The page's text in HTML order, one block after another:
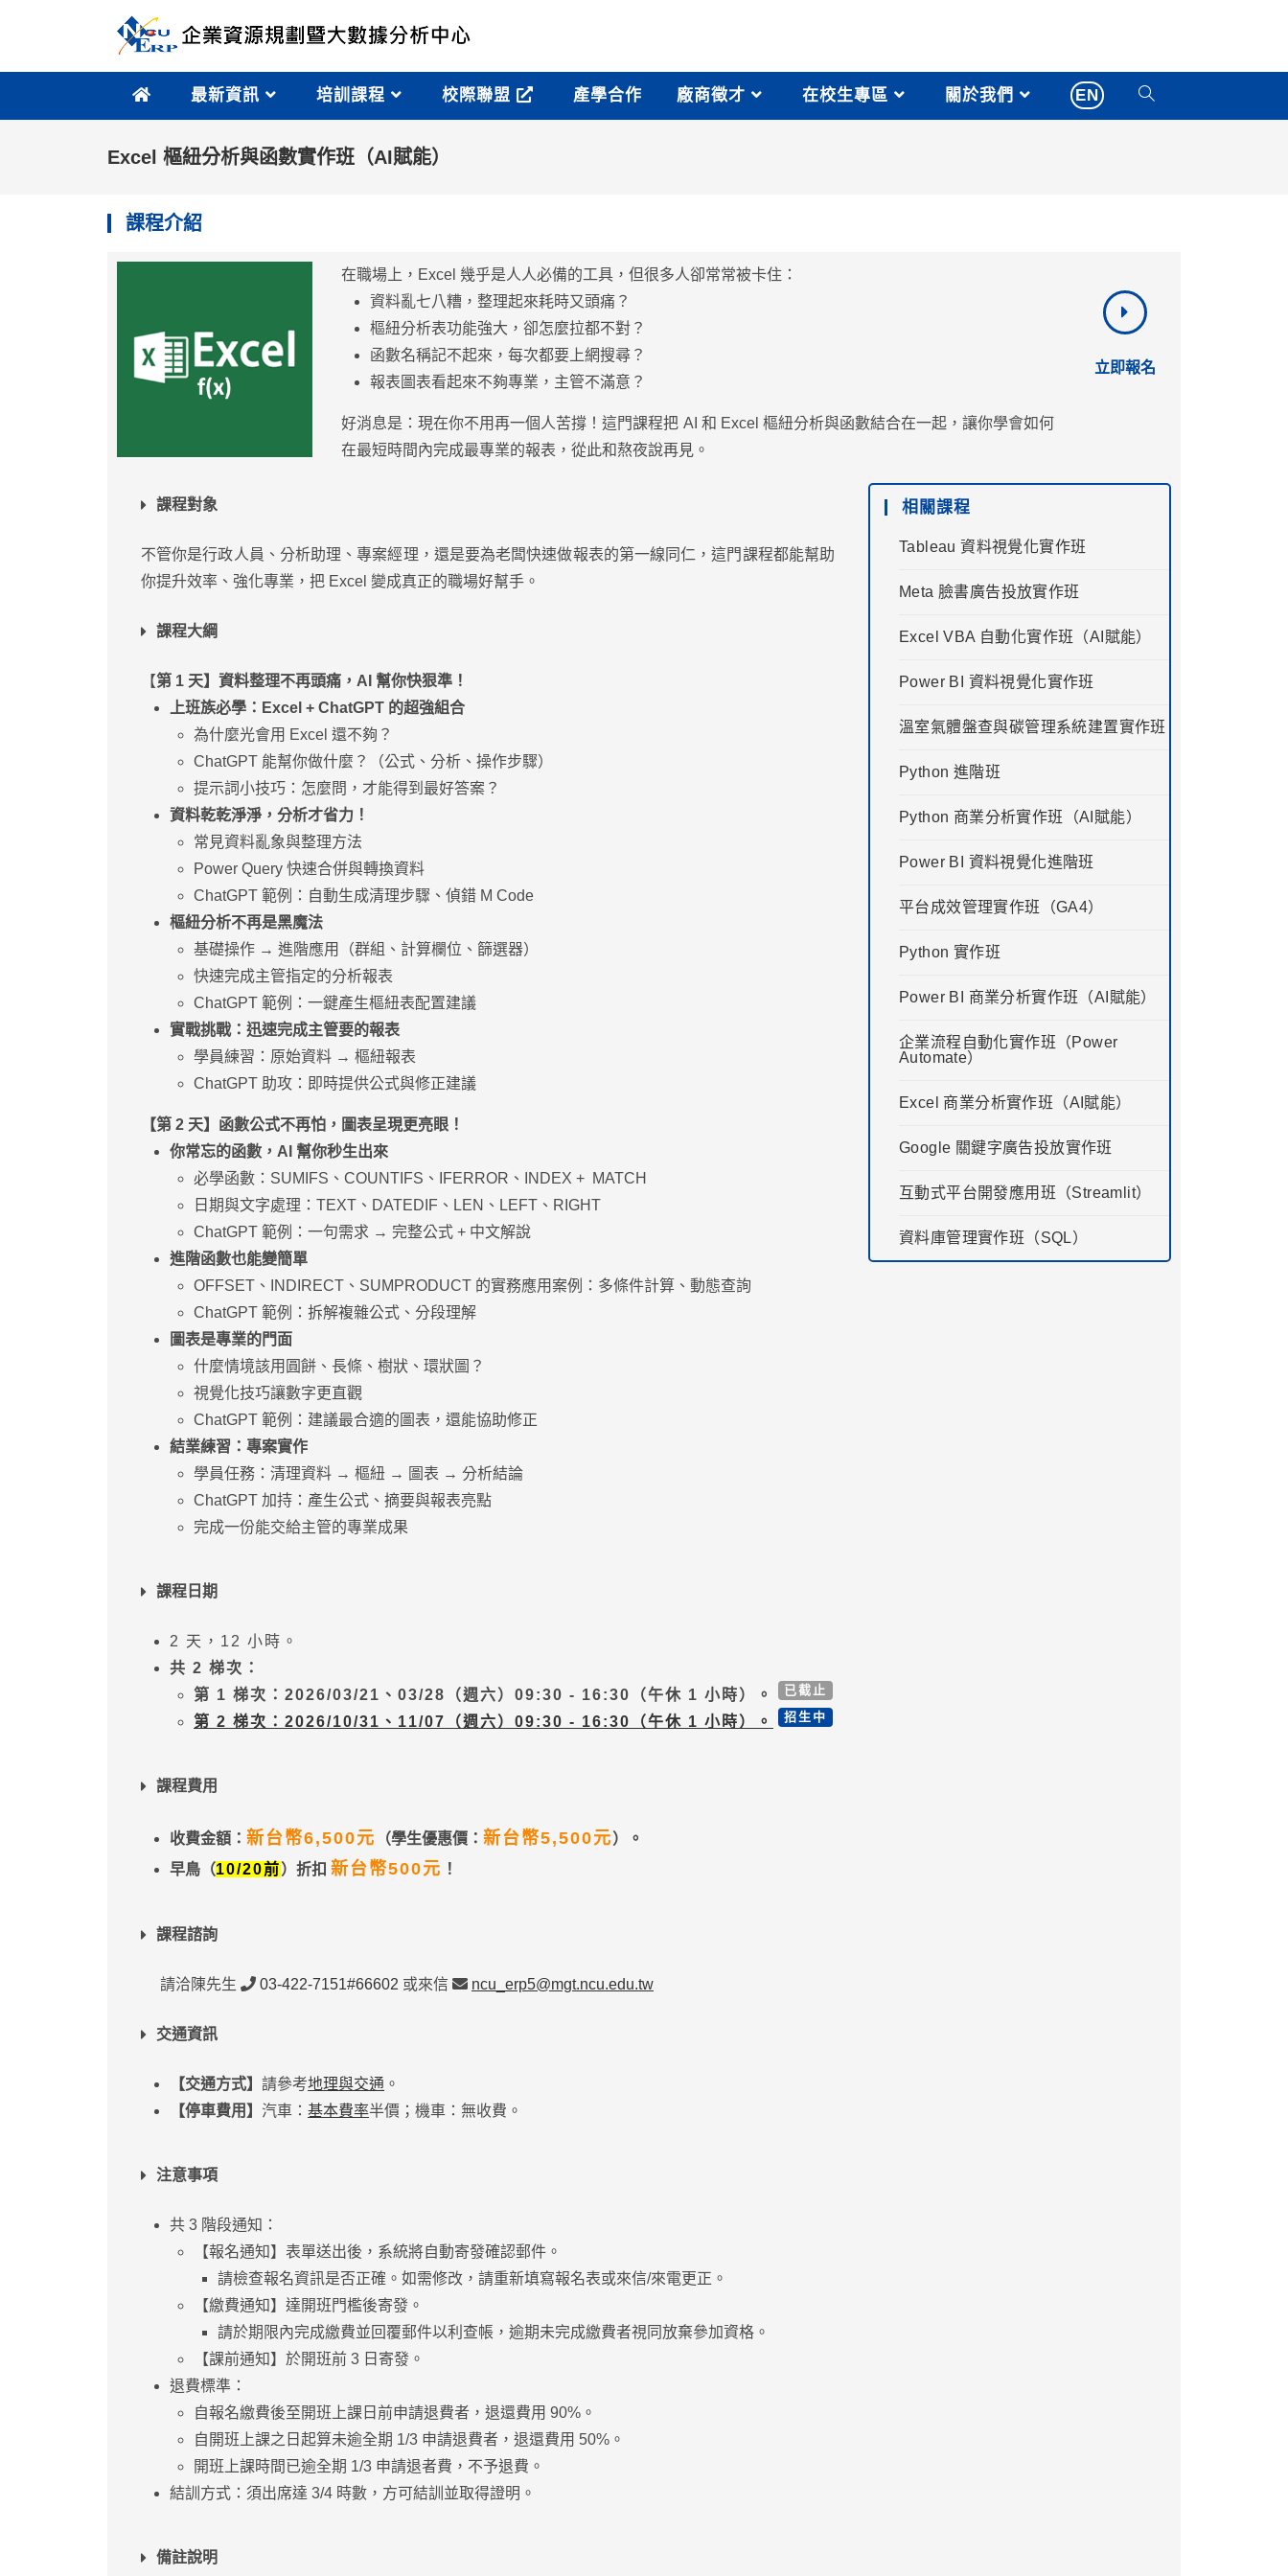
最新資訊 培訓課程 校際聯盟 產學合作 廠商徵才 在校生專區 關於我們 EN
Excel 樞紐分析與函數實作班（AI賦能）
課程介紹
在職場上，Excel 幾乎是⼈⼈必備的⼯具，但很多⼈卻常常被卡住：
資料亂七八糟，整理起來耗時⼜頭痛？
樞紐分析表功能強⼤，卻怎麼拉都不對？
函數名稱記不起來，每次都要上網搜尋？
報表圖表看起來不夠專業，主管不滿意？
好消息是：現在你不⽤再⼀個⼈苦撐！這⾨課程把 AI 和 Excel 樞紐分析與函數結合在⼀起，讓你學會如何
在最短時間內完成最專業的報表，從此和熬夜說再⾒。
立即報名
課程對象
不管你是⾏政⼈員、分析助理、專案經理，還是要為老闆快速做報表的第⼀線同仁，這⾨課程都能幫助
你提升效率、強化專業，把 Excel 變成真正的職場好幫⼿。
課程大綱
【第 1 天】資料整理不再頭痛，AI 幫你快狠準！
上班族必學：Excel + ChatGPT 的超強組合
為什麼光會⽤ Excel 還不夠？
ChatGPT 能幫你做什麼？（公式、分析、操作步驟）
提⽰詞⼩技巧：怎麼問，才能得到最好答案？
資料乾乾淨淨，分析才省⼒！
常⾒資料亂象與整理⽅法
Power Query 快速合併與轉換資料
ChatGPT 範例：⾃動⽣成清理步驟、偵錯 M Code
樞紐分析不再是⿊魔法
基礎操作 → 進階應⽤（群組、計算欄位、篩選器）
快速完成主管指定的分析報表
ChatGPT 範例：⼀鍵產⽣樞紐表配置建議
實戰挑戰：迅速完成主管要的報表
學員練習：原始資料 → 樞紐報表
ChatGPT 助攻：即時提供公式與修正建議
【第 2 天】函數公式不再怕，圖表呈現更亮眼！
你常忘的函數，AI 幫你秒⽣出來
必學函數：SUMIFS、COUNTIFS、IFERROR、INDEX + MATCH
⽇期與文字處理：TEXT、DATEDIF、LEN、LEFT、RIGHT
ChatGPT 範例：⼀句需求 → 完整公式 + 中文解說
進階函數也能變簡單
OFFSET、INDIRECT、SUMPRODUCT 的實務應⽤案例：多條件計算、動態查詢
ChatGPT 範例：拆解複雜公式、分段理解
圖表是專業的⾨⾯
什麼情境該⽤圓餅、⻑條、樹狀、環狀圖？
視覺化技巧讓數字更直觀
ChatGPT 範例：建議最合適的圖表，還能協助修正
結業練習：專案實作
學員任務：清理資料 → 樞紐 → 圖表 → 分析結論
ChatGPT 加持：產⽣公式、摘要與報表亮點
完成⼀份能交給主管的專業成果
課程日期
2 天，12 小時。
共 2 梯次：
第 1 梯次：2026/03/21、03/28（週六）09:30 - 16:30（午休 1 小時）。
已截止
第 2 梯次：2026/10/31、11/07（週六）09:30 - 16:30（午休 1 小時）。 招生中
課程費用
收費金額： 新台幣6,500元 （學生優惠價： 新台幣5,500元）。
早鳥（10/20前）折扣 新台幣500元 ！
課程諮詢
請洽陳先生 03-422-7151#66602 或來信 ncu_erp5@mgt.ncu.edu.tw
交通資訊
【交通方式】 請參考地理與交通 。
【停車費用】 汽車： 基本費率半價；機車：無收費。
注意事項
共 3 階段通知：
【報名通知】表單送出後，系統將自動寄發確認郵件。
請檢查報名資訊是否正確。如需修改，請重新填寫報名表或來信/來電更正。
【繳費通知】達開班門檻後寄發。
請於期限內完成繳費並回覆郵件以利查帳，逾期未完成繳費者視同放棄參加資格。
【課前通知】於開班前 3 日寄發。
退費標準：
自報名繳費後至開班上課日前申請退費者，退還費用 90%。
自開班上課之日起算未逾全期 1/3 申請退費者，退還費用 50%。
開班上課時間已逾全期 1/3 申請退者費，不予退費。
結訓方式：須出席達 3/4 時數，方可結訓並取得證明。
備註說明
相關課程
Tableau 資料視覺化實作班
Meta 臉書廣告投放實作班
Excel VBA 自動化實作班（AI賦能）
Power BI 資料視覺化實作班
溫室氣體盤查與碳管理系統建置實作班
Python 進階班
Python 商業分析實作班（AI賦能）
Power BI 資料視覺化進階班
平台成效管理實作班（GA4）
Python 實作班
Power BI 商業分析實作班（AI賦能）
企業流程自動化實作班（Power
Automate）
Excel 商業分析實作班（AI賦能）
Google 關鍵字廣告投放實作班
互動式平台開發應用班（Streamlit）
資料庫管理實作班（SQL）